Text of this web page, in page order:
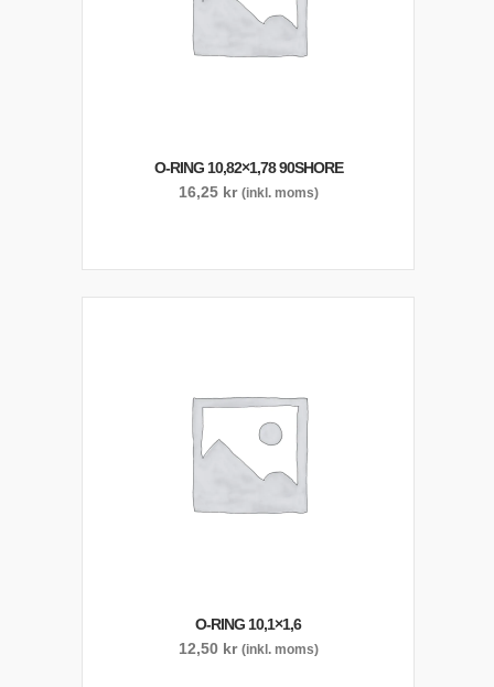
O-RING 10,82×1,78 90SHORE
16,25 kr (inkl. moms)
O-RING 10,1×1,6
12,50 kr (inkl. moms)